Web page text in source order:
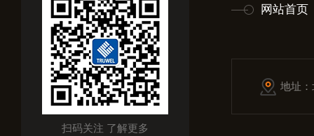
扫码关注 了解更多
网站首页
地址